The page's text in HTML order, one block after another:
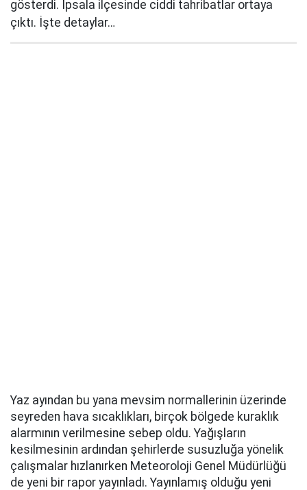
gösterdi. İpsala ilçesinde ciddi tahribatlar ortaya
çıktı. İşte detaylar…
Yaz ayından bu yana mevsim normallerinin üzerinde
seyreden hava sıcaklıkları, birçok bölgede kuraklık
alarmının verilmesine sebep oldu. Yağışların
kesilmesinin ardından şehirlerde susuzluğa yönelik
çalışmalar hızlanırken Meteoroloji Genel Müdürlüğü
de yeni bir rapor yayınladı. Yayınlamış olduğu yeni